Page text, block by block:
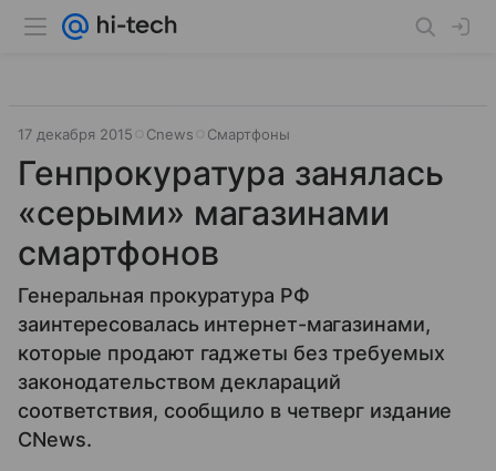
17 декабря 2015 Cnews Смартфоны
Генпрокуратура занялась
«серыми» магазинами
смартфонов
Генеральная прокуратура РФ
заинтересовалась интернет-магазинами,
которые продают гаджеты без требуемых
законодательством деклараций
соответствия, сообщило в четверг издание
CNews.